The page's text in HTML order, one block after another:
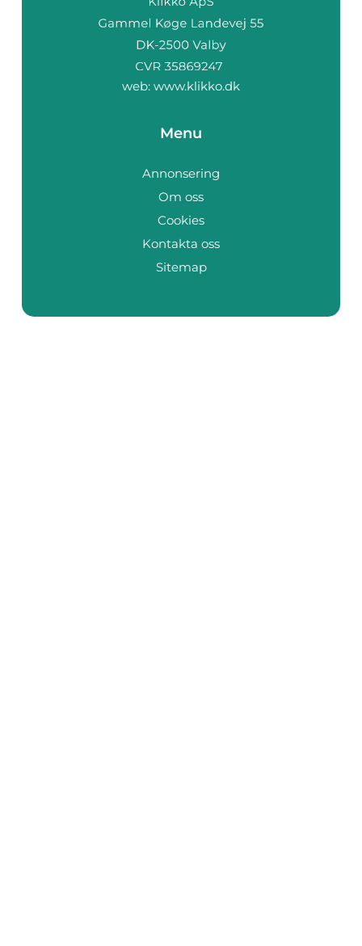
web: www.klikko.dk
Menu
Annonsering
Om oss
Cookies
Kontakta oss
Sitemap